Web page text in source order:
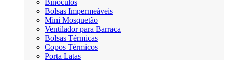
Binóculos
Bolsas Impermeáveis
Mini Mosquetão
Ventilador para Barraca
Bolsas Térmicas
Copos Térmicos
Porta Latas